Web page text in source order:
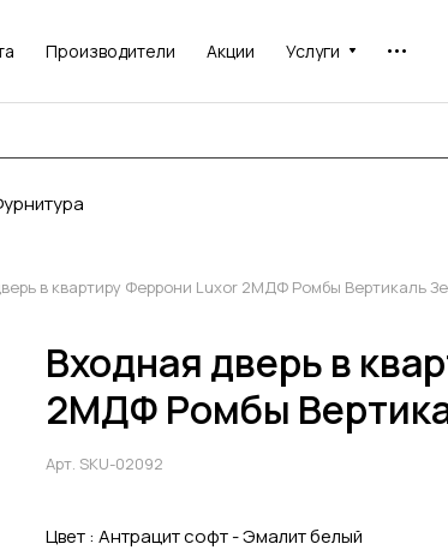
Производители Акции Услуги
в квартиру Феррони Luxor 2МДФ Ромбы Вертикаль
Входная дверь в
2МДФ Ромбы
Арт. SKU-02092
Цвет : Антрацит софт - Эмалит белый